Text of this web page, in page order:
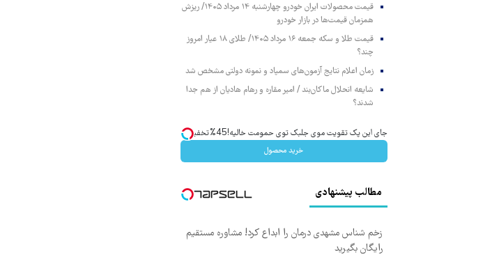
قیمت محصولات ایران خودرو چهارشنبه ۱۴ مرداد ۱۴۰۵/ ریزش
همزمان قیمت‌ها در بازار خودرو
قیمت طلا و سکه جمعه ۱۶ مرداد ۱۴۰۵/ طلای ۱۸ عیار امروز
چند؟
زمان اعلام نتایج آزمون‌های سمپاد و نمونه دولتی مشخص شد
شایعه انحلال ماکان‌بند / امیر مقاره و رهام هادیان از هم جدا
شدند؟
جای این پک تقویت موی جلبک توی حمومت خالیه!45%تخفیف
خرید محصول
مطالب پیشنهادی
زخم شناس مشهدی درمان را ابداع کرد! مشاوره مستقیم
رایگان بگیرید